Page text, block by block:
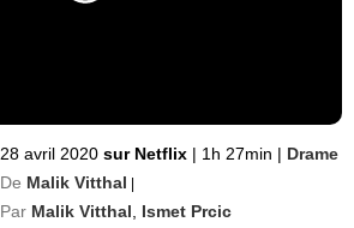
28 avril 2020 sur Netflix | 1h 27min | Drame
De Malik Vitthal |
Par Malik Vitthal
Ismet Prcic